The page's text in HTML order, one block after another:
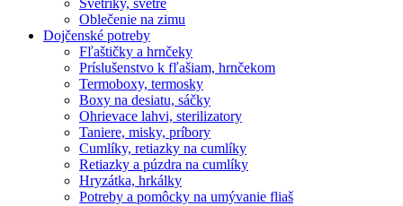
Oblečenie na zimu
Dojčenské potreby
Fľaštičky a hrnčeky
Príslušenstvo k fľašiam, hrnčekom
Termoboxy, termosky
Boxy na desiatu, sáčky
Ohrievace lahvi, sterilizatory
Taniere, misky, príbory
Cumlíky, retiazky na cumlíky
Retiazky a púzdra na cumlíky
Hryzátka, hrkálky
Potreby a pomôcky na umývanie fliaš